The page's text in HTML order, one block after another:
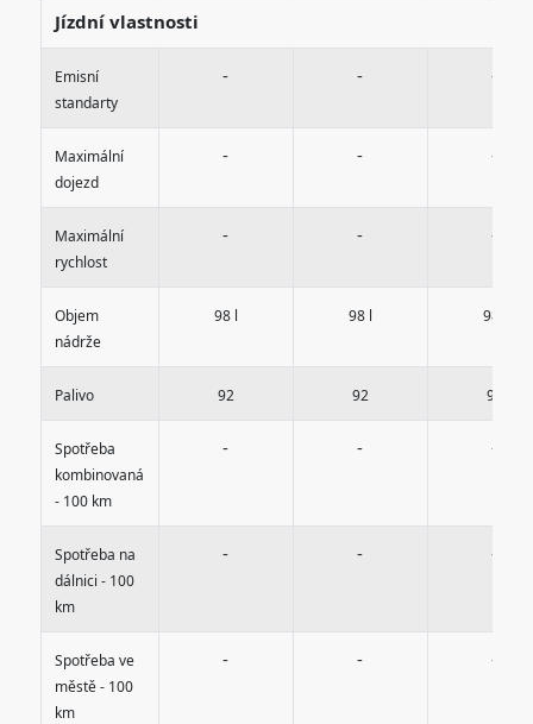
Jízdní vlastnosti
Emisní
standarty
- - -
Maximální
dojezd
- - -
Maximální
rychlost
- - -
Objem
nádrže
98 l 98 l 98 l
Palivo 92 92 92
Spotřeba
kombinovaná
- 100 km
- - -
Spotřeba na
dálnici - 100
km
- - -
Spotřeba ve
městě - 100
km
- - -